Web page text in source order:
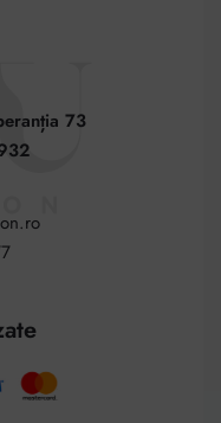
73